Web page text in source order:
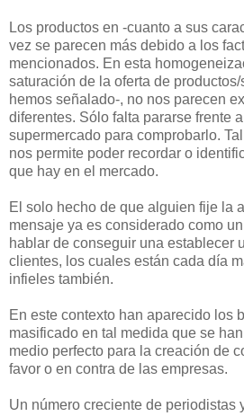
Los productos en -cuanto a sus
vez se parecen más debido a los
mencionados. En esta
saturación de la oferta de
hemos señalado-, no nos parecen
diferentes. Sólo falta pararse frente
supermercado para comprobarlo.
nos permite poder recordar o
que hay en el mercado.
El solo hecho de que alguien fije la
mensaje ya es considerado como
hablar de conseguir una establecer
clientes, los cuales están cada día
infieles también.
En este contexto han aparecido los
masificado en tal medida que se
medio perfecto para la creación de
favor o en contra de las empresas.
Un número creciente de periodistas